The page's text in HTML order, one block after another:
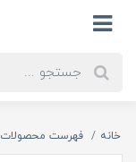
خانه فهرست محصولات